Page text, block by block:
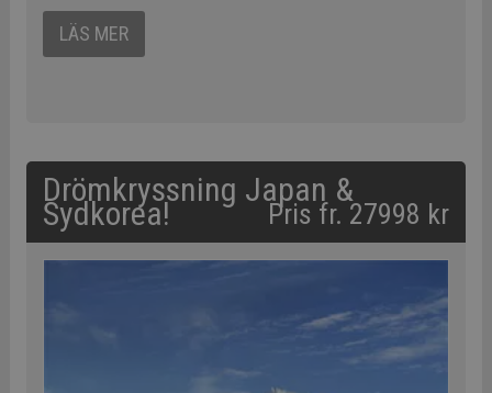
LÄS MER
Drömkryssning Japan &
Sydkorea! Pris fr. 27998 kr